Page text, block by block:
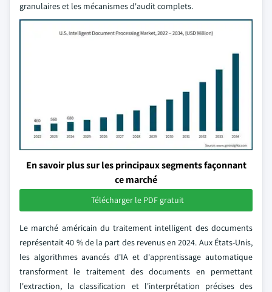
granulaires et les mécanismes d'audit complets.
En savoir plus sur les principaux segments façonnant
ce marché
Télécharger le PDF gratuit
Le marché américain du traitement intelligent des documents
représentait 40 % de la part des revenus en 2024. Aux États-Unis,
les algorithmes avancés d'IA et d'apprentissage automatique
transforment le traitement des documents en permettant
l'extraction, la classification et l'interprétation précises des